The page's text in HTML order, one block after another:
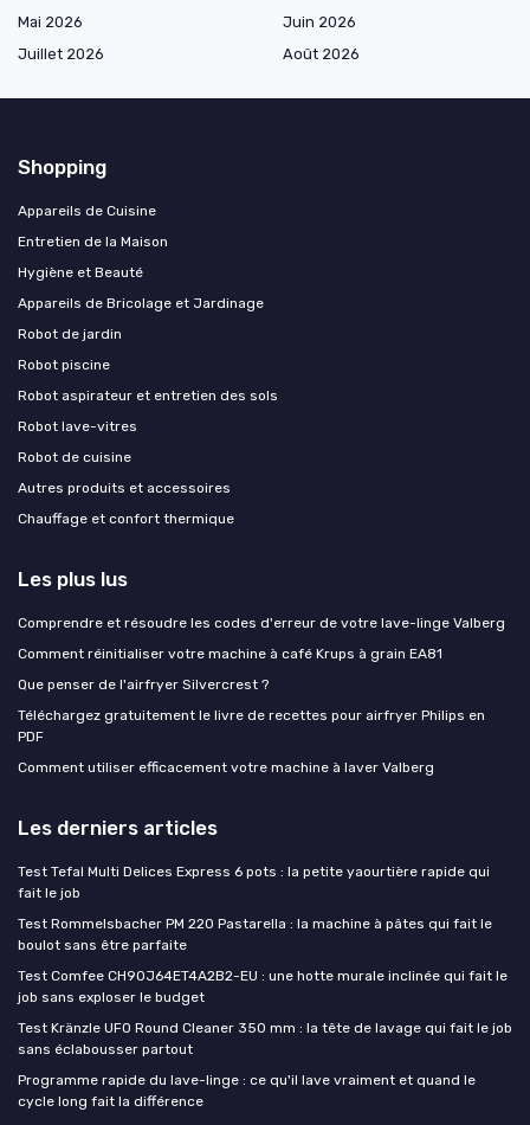
Mai 2026
Juin 2026
Juillet 2026
Août 2026
Shopping
Appareils de Cuisine
Entretien de la Maison
Hygiène et Beauté
Appareils de Bricolage et Jardinage
Robot de jardin
Robot piscine
Robot aspirateur et entretien des sols
Robot lave-vitres
Robot de cuisine
Autres produits et accessoires
Chauffage et confort thermique
Les plus lus
Comprendre et résoudre les codes d'erreur de votre lave-linge Valberg
Comment réinitialiser votre machine à café Krups à grain EA81
Que penser de l'airfryer Silvercrest ?
Téléchargez gratuitement le livre de recettes pour airfryer Philips en
PDF
Comment utiliser efficacement votre machine à laver Valberg
Les derniers articles
Test Tefal Multi Delices Express 6 pots : la petite yaourtière rapide qui
fait le job
Test Rommelsbacher PM 220 Pastarella : la machine à pâtes qui fait le
boulot sans être parfaite
Test Comfee CH90J64ET4A2B2-EU : une hotte murale inclinée qui fait le
job sans exploser le budget
Test Kränzle UFO Round Cleaner 350 mm : la tête de lavage qui fait le job
sans éclabousser partout
Programme rapide du lave-linge : ce qu'il lave vraiment et quand le
cycle long fait la différence